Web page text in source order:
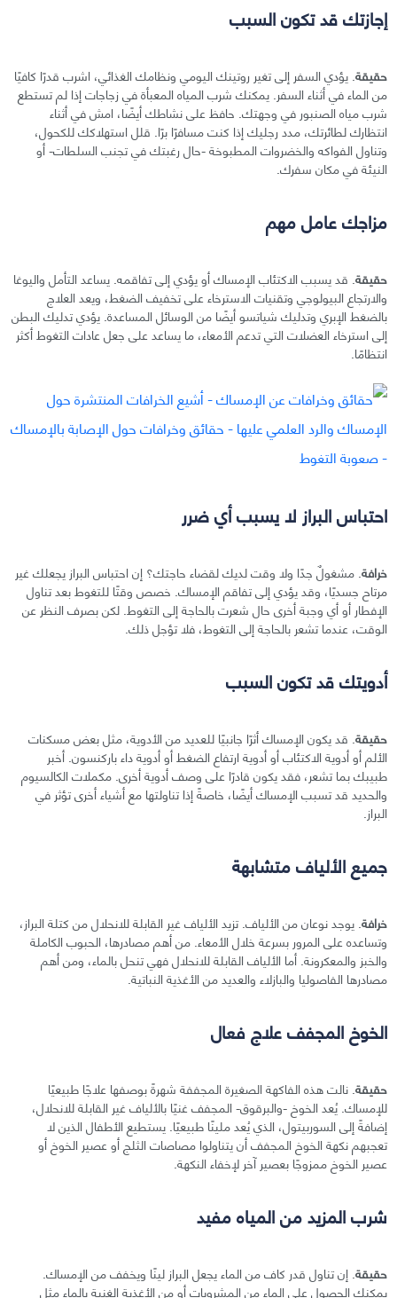
إجازتك قد تكون السبب
حقيقة. يؤدي السفر إلى تغير روتينك اليومي ونظامك الغذائي، اشرب قدرًا كافيًا
من الماء في أثناء السفر. يمكنك شرب المياه المعبأة في زجاجات إذا لم تستطع
شرب مياه الصنبور في وجهتك. حافظ على نشاطك أيضًا، امش في أثناء
انتظارك لطائرتك، مدد رجليك إذا كنت مسافرًا برًا. قلل استهلاكك للكحول،
وتناول الفواكه والخضروات المطبوخة -حال رغبتك في تجنب السلطات- أو
النيئة في مكان سفرك.
مزاجك عامل مهم
حقيقة. قد يسبب الاكتئاب الإمساك أو يؤدي إلى تفاقمه. يساعد التأمل واليوغا
والارتجاع البيولوجي وتقنيات الاسترخاء على تخفيف الضغط، ويعد العلاج
بالضغط الإبري وتدليك شياتسو أيضًا من الوسائل المساعدة. يؤدي تدليك البطن
إلى استرخاء العضلات التي تدعم الأمعاء، ما يساعد على جعل عادات التغوط أكثر
انتظامًا.
احتباس البراز لا يسبب أي ضرر
خرافة. مشغولٌ جدًا ولا وقت لديك لقضاء حاجتك؟ إن احتباس البراز يجعلك غير
مرتاح جسديًا، وقد يؤدي إلى تفاقم الإمساك. خصص وقتًا للتغوط بعد تناول
الإفطار أو أي وجبة أخرى حال شعرت بالحاجة إلى التغوط. لكن بصرف النظر عن
الوقت، عندما تشعر بالحاجة إلى التغوط، فلا تؤجل ذلك.
أدويتك قد تكون السبب
حقيقة. قد يكون الإمساك أثرًا جانبيًا للعديد من الأدوية، مثل بعض مسكنات
الألم أو أدوية الاكتئاب أو أدوية ارتفاع الضغط أو أدوية داء باركنسون. أخبر
طبيبك بما تشعر، فقد يكون قادرًا على وصف أدوية أخرى. مكملات الكالسيوم
والحديد قد تسبب الإمساك أيضًا، خاصةً إذا تناولتها مع أشياء أخرى تؤثر في
البراز.
جميع الألياف متشابهة
خرافة. يوجد نوعان من الألياف. تزيد الألياف غير القابلة للانحلال من كتلة البراز،
وتساعده على المرور بسرعة خلال الأمعاء. من أهم مصادرها، الحبوب الكاملة
والخبز والمعكرونة. أما الألياف القابلة للانحلال فهي تنحل بالماء، ومن أهم
مصادرها الفاصوليا والبازلاء والعديد من الأغذية النباتية.
الخوخ المجفف علاج فعال
حقيقة. نالت هذه الفاكهة الصغيرة المجففة شهرةً بوصفها علاجًا طبيعيًا
للإمساك. يُعد الخوخ -والبرقوق- المجفف غنيًا بالألياف غير القابلة للانحلال،
إضافةً إلى السوربيتول، الذي يُعد ملينًا طبيعيًا. يستطيع الأطفال الذين لا
تعجبهم نكهة الخوخ المجفف أن يتناولوا مصاصات الثلج أو عصير الخوخ أو
عصير الخوخ ممزوجًا بعصير آخر لإخفاء النكهة.
شرب المزيد من المياه مفيد
حقيقة. إن تناول قدر كاف من الماء يجعل البراز لينًا ويخفف من الإمساك.
يمكنك الحصول على الماء من المشروبات أو من الأغذية الغنية بالماء مثل